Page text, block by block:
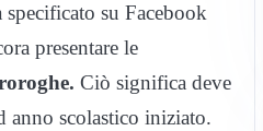
su Facebook
presentare le
Ciò significa deve
anno scolastico iniziato.